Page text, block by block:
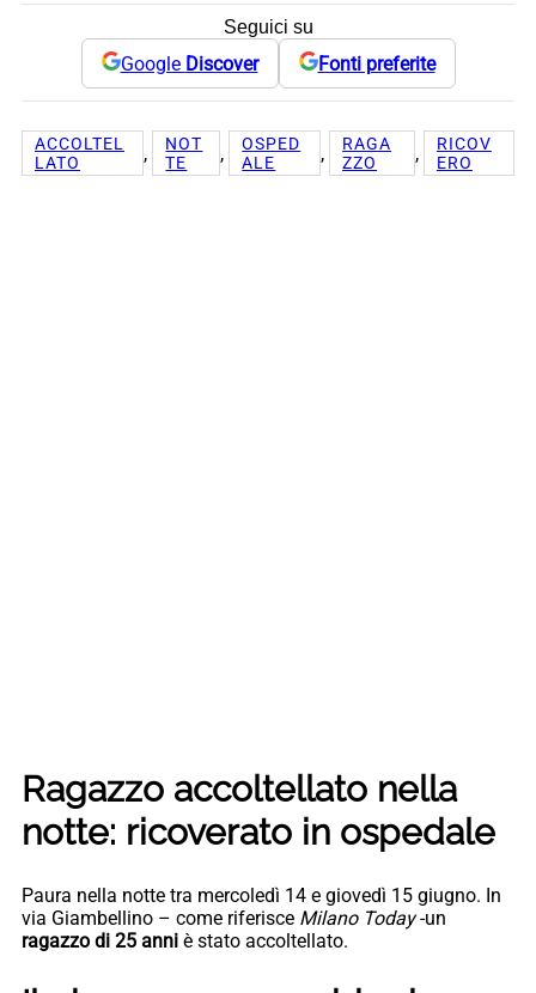
Seguici su
Google Discover Fonti preferite
ACCOLTEL
LATO
,
NOT
TE
,
OSPED
ALE
,
RAGA
ZZO
,
RICOV
ERO
Ragazzo accoltellato nella
notte: ricoverato in ospedale
Paura nella notte tra mercoledì 14 e giovedì 15 giugno. In
via Giambellino – come riferisce Milano Today-un
ragazzo di 25 anni è stato accoltellato.